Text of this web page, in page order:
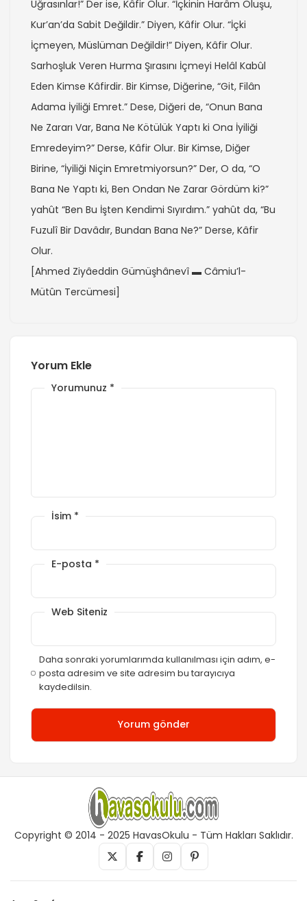
Uğrasınlar!” Der ise, Kâfir Olur. “İçkinin Harâm Oluşu,
Kur’an’da Sabit Değildir.” Diyen, Kâfir Olur. “İçki
İçmeyen, Müslüman Değildir!” Diyen, Kâfir Olur.
Sarhoşluk Veren Hurma Şırasını İçmeyi Helâl Kabûl
Eden Kimse Kâfirdir. Bir Kimse, Diğerine, “Git, Filân
Adama İyiliği Emret.” Dese, Diğeri de, “Onun Bana
Ne Zararı Var, Bana Ne Kötülük Yaptı ki Ona İyiliği
Emredeyim?” Derse, Kâfir Olur. Bir Kimse, Diğer
Birine, “İyiliği Niçin Emretmiyorsun?” Der, O da, “O
Bana Ne Yaptı ki, Ben Ondan Ne Zarar Gördüm ki?”
yahût “Ben Bu İşten Kendimi Sıyırdım.” yahût da, “Bu
Fuzulî Bir Davâdır, Bundan Bana Ne?” Derse, Kâfir
Olur.
[Ahmed Ziyâeddin Gümüşhânevî ▬ Câmiu’l-
Mütûn Tercümesi]
Yorum Ekle
Yorumunuz *
İsim *
E-posta *
Web Siteniz
Daha sonraki yorumlarımda kullanılması için adım, e-
posta adresim ve site adresim bu tarayıcıya
kaydedilsin.
Copyright © 2014 - 2025 HavasOkulu - Tüm Hakları Saklıdır.